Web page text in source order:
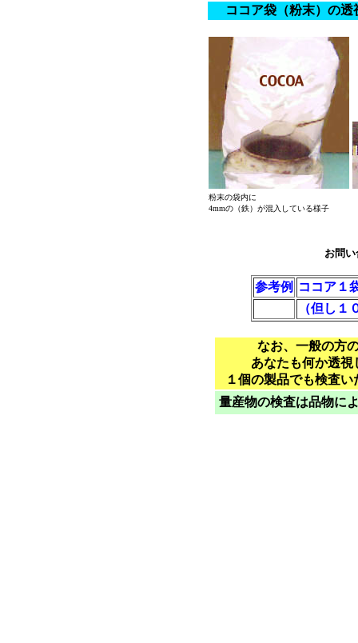
ココア袋（粉末）の透
粉末の袋内に
4mmの（鉄）が混入している様子
お問
参考例
ココア１
（但し１
なお、一般の方
あなたも何か透
１個の製品でも検査
量産物の検査は品物に